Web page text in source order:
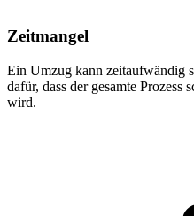
Zeitmangel
Ein Umzug kann zeitaufwändig
dafür, dass der gesamte Prozess
wird.